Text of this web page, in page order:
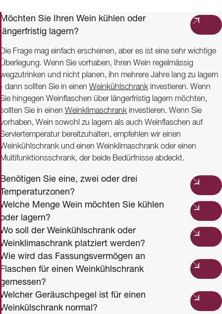
Möchten Sie Ihren Wein kühlen oder
längerfristig lagern?
Die Frage mag einfach erscheinen, aber es ist eine sehr wichtige
Überlegung. Wenn Sie vorhaben, Ihren Wein regelmässig
wegzutrinken und nicht planen, ihn mehrere Jahre lang zu lagern
- dann sollten Sie in einen Weinkühlschrank investieren. Wenn
Sie hingegen Weinflaschen über längerfristig lagern möchten,
sollten Sie in einen Weinklimaschrank investieren. Wenn Sie
vorhaben, Wein sowohl zu lagern als auch Weinflaschen auf
Serviertemperatur bereitzuhalten, empfehlen wir einen
Weinkühlschrank und einen Weinklimaschrank oder einen
Multifunktionsschrank, der beide Bedürfnisse abdeckt.
Benötigen Sie eine, zwei oder drei
Temperaturzonen?
Welche Menge Wein möchten Sie kühlen
oder lagern?
Wo soll der Weinkühlschrank oder
Weinklimaschrank platziert werden?
Wie wird das Fassungsvermögen an
Flaschen für einen Weinkühlschrank
gemessen?
Welcher Geräuschpegel ist für einen
Weinkülschrank normal?